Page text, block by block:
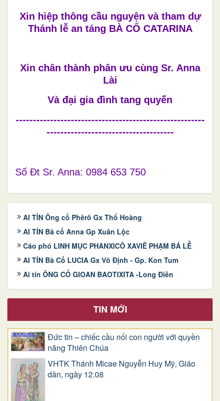
Xin hiệp thông cầu nguyện và tham dự
Thánh lễ an táng BÀ CỐ CATARINA
Xin chân thành phân ưu cùng Sr. Anna
Lài
Và đại gia đình tang quyến
-------------------------------------------------------
-------------------------------------
Số Đt Sr. Anna: 0984 653 750
AI TÍN Ông cố Phêrô Gx Thổ Hoàng
AI TÍN Bà cố Anna Gp Xuân Lộc
Cáo phó LINH MỤC PHANXICÔ XAVIÊ PHẠM BÁ LỄ
AI TÍN Bà Cố LUCIA Gx Võ Định - Gp. Kon Tum
Ai tín ÔNG CỐ GIOAN BAOTIXITA -Long Điền
TIN MỚI
Đức tin – chiếc cầu nối con người với quyền
năng Thiên Chúa
VHTK Thánh Micae Nguyễn Huy Mỹ, Giáo
dân, ngày 12.08